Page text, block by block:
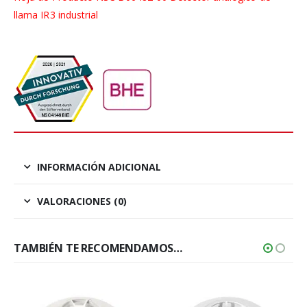
llama IR3 industrial
INFORMACIÓN ADICIONAL
VALORACIONES (0)
TAMBIÉN TE RECOMENDAMOS…